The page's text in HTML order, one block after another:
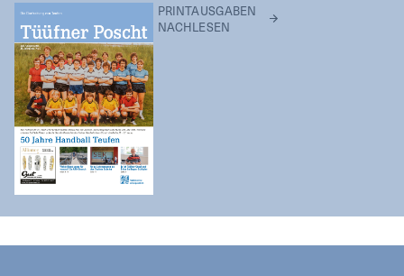
PRINTAUSGABEN
NACHLESEN